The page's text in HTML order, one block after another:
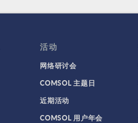
活动
网络研讨会
COMSOL 主题日
近期活动
COMSOL 用户年会